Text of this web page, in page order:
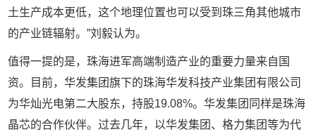
土生产成本更低，这个地理位置也可以受到珠三角其他城市
的产业链辐射。”刘毅认为。
值得一提的是，珠海进军高端制造产业的重要力量来自国
资。目前，华发集团旗下的珠海华发科技产业集团有限公司
为华灿光电第二大股东，持股19.08%。华发集团同样是珠海
晶芯的合作伙伴。过去几年，以华发集团、格力集团等为代